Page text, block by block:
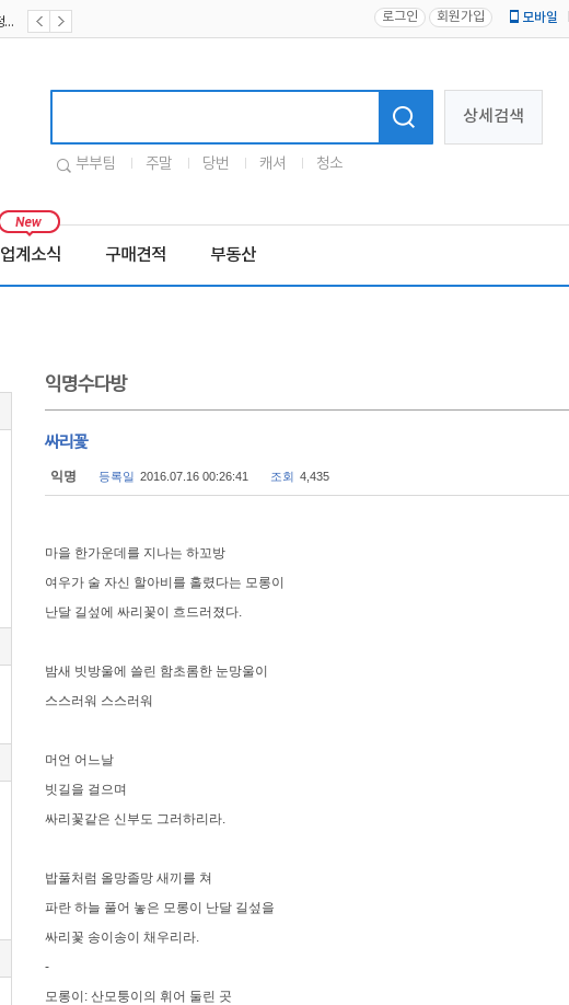
로그인 회원가입 모바일
상세검색
부부팀 주말 당번 캐셔 청소
업계소식 구매견적 부동산
익명수다방
싸리꽃
익명 등록일 2016.07.16 00:26:41 조회 4,435
마을 한가운데를 지나는 하꼬방
여우가 술 자신 할아비를 홀렸다는 모롱이
난달 길섶에 싸리꽃이 흐드러졌다.
밤새 빗방울에 쓸린 함초롬한 눈망울이
스스러워 스스러워
머언 어느날
빗길을 걸으며
싸리꽃같은 신부도 그러하리라.
밥풀처럼 올망졸망 새끼를 쳐
파란 하늘 풀어 놓은 모롱이 난달 길섶을
싸리꽃 송이송이 채우리라.
-
모롱이: 산모퉁이의 휘어 둘린 곳